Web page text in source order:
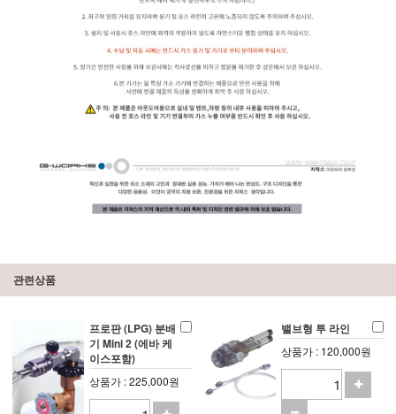
관련상품
프로판 (LPG) 분배
기 Mini 2 (에바 케
이스포함)
상품가 : 225,000원
밸브형 투 라인
상품가 : 120,000원